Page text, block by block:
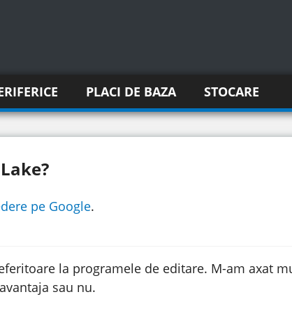
PLACI DE BAZA STOCARE
pe Google.
la programele de editare. M-am axat
sau nu.